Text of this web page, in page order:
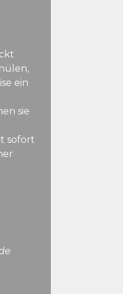
ein
sie
sofort